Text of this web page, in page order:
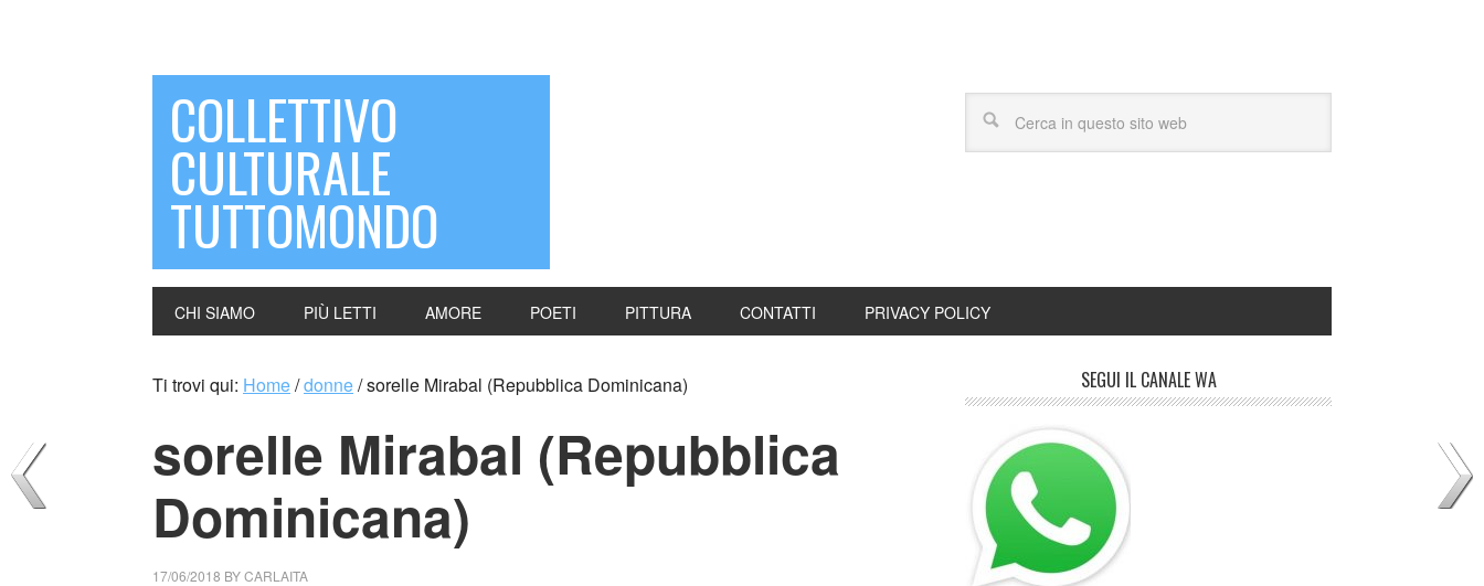
COLLETTIVO
CULTURALE
TUTTOMONDO
CHI SIAMO PIÙ LETTI AMORE POETI PITTURA CONTATTI PRIVACY POLICY
Ti trovi qui: Home/donne/sorelle Mirabal (Repubblica Dominicana)
sorelle Mirabal (Repubblica
Dominicana)
17/06/2018 BYCARLAITA
SEGUI IL CANALE WA